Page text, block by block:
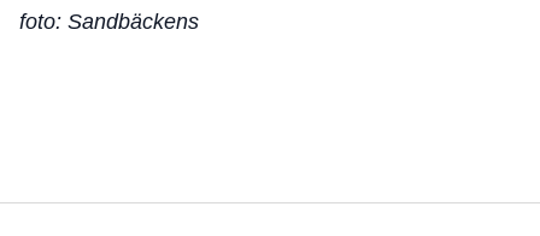
foto: Sandbäckens